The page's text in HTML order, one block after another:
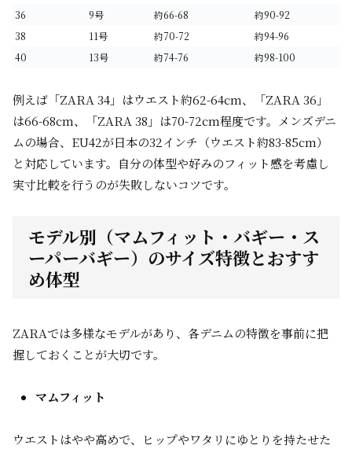
36
9号 約66-68
約90-92
38
11号 約70-72
約94-96
40
13号 約74-76 約98-100
例えば「ZARA 34」はウエスト約62-64cm、「ZARA 36」
は66-68cm、「ZARA 38」は70-72cm程度です。メンズデニ
ムの場合、EU42が日本の32インチ（ウエスト約83-85cm）
と対応しています。自分の体型や好みのフィット感を考慮し
実寸比較を行うのが失敗しないコツです。
モデル別（マムフィット・バギー・ス
ーパーバギー）のサイズ特徴とおすす
め体型
ZARAでは多様なモデルがあり、各デニムの特徴を事前に把
握しておくことが大切です。
マムフィット
ウエストはやや高めで、ヒップやワタリにゆとりを持たせた